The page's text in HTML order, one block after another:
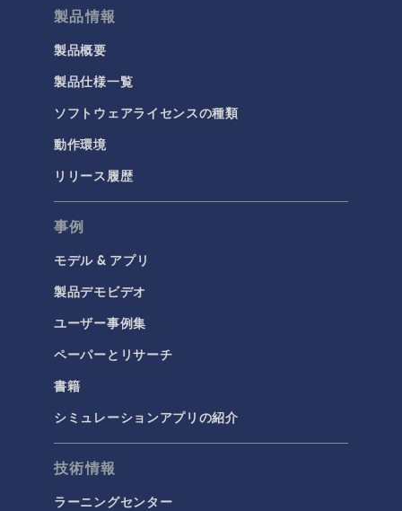
製品情報
製品概要
製品仕様一覧
ソフトウェアライセンスの種類
動作環境
リリース履歴
事例
モデル & アプリ
製品デモビデオ
ユーザー事例集
ペーパーとリサーチ
書籍
シミュレーションアプリの紹介
技術情報
ラーニングセンター